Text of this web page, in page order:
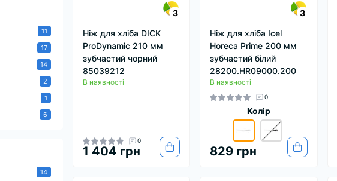
11
17
14
2
1
6
14
3
Ніж для хліба DICK
ProDynamic 210 мм
зубчастий чорний
85039212
В наявності
0
1 404 грн
3
Ніж для хліба Icel
Horeca Prime 200 мм
зубчастий білий
28200.HR09000.200
В наявності
0
Колір
829 грн